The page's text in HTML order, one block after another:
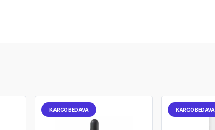
KARGO BEDAVA KARGO BEDAVA